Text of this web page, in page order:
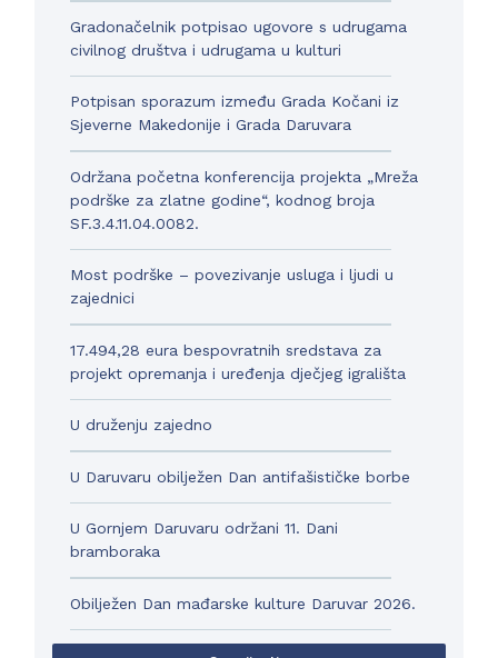
Gradonačelnik potpisao ugovore s udrugama
civilnog društva i udrugama u kulturi
Potpisan sporazum između Grada Kočani iz
Sjeverne Makedonije i Grada Daruvara
Održana početna konferencija projekta „Mreža
podrške za zlatne godine“, kodnog broja
SF.3.4.11.04.0082.
Most podrške – povezivanje usluga i ljudi u
zajednici
17.494,28 eura bespovratnih sredstava za
projekt opremanja i uređenja dječjeg igrališta
U druženju zajedno
U Daruvaru obilježen Dan antifašističke borbe
U Gornjem Daruvaru održani 11. Dani
bramboraka
Obilježen Dan mađarske kulture Daruvar 2026.